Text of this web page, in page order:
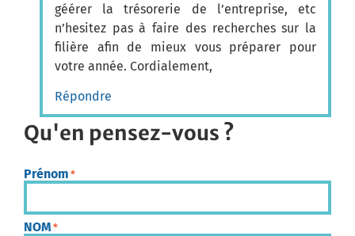
géérer la trésorerie de l’entreprise, etc
n’hesitez pas à faire des recherches sur la
filière afin de mieux vous préparer pour
votre année. Cordialement,
Répondre
Qu'en pensez-vous ?
Prénom *
NOM *